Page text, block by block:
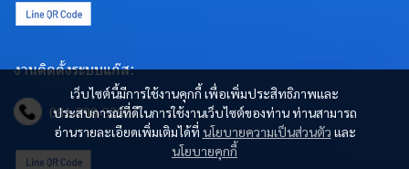
เว็บไซต์นี้มีการใช้งานคุกกี้ เพื่อเพิ่มประสิทธิภาพและ
ประสบการณ์ที่ดีในการใช้งานเว็บไซต์ของท่าน ท่านสามารถ
อ่านรายละเอียดเพิ่มเติมได้ที่ นโยบายความเป็นส่วนตัว และ
นโยบายคุกกี้
งานติดตั้งระบบแก๊ส:
081-890-3290